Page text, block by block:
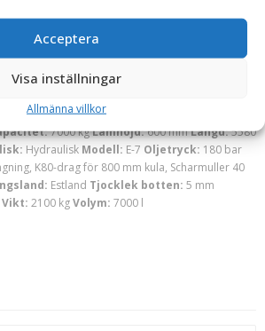
Acceptera
Visa inställningar
Allmänna villkor
dragögla, boggie, kapacitet 7 ton,
bakåttipp, vikt 2100 kg
Fäste:Dragögla 50 mm
7000 kgLämhöjd:600 mmLängd:5580
Hydraulisk Modell: E-7 Oljetryck: 180 bar
K80-drag för 800 mm kula, Scharmuller 40
Estland Tjocklek botten: 5 mm
Vikt: 2100 kgVolym: 7000 l